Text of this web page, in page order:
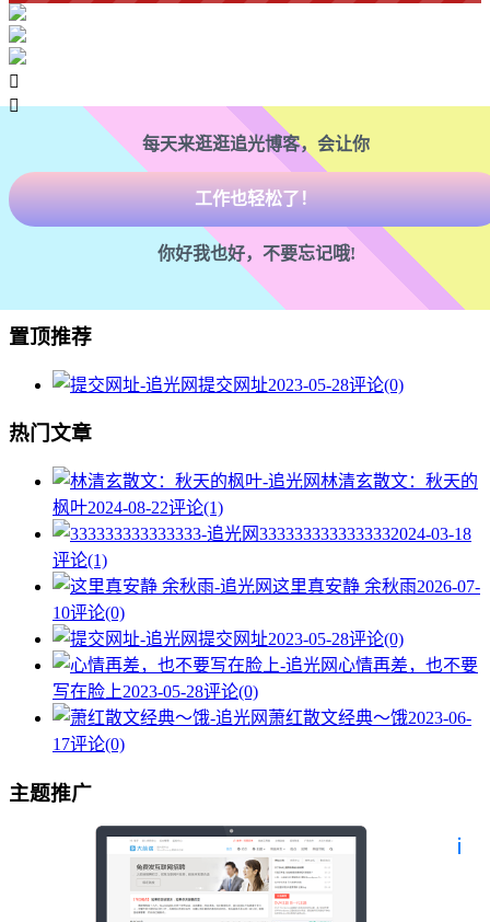


每天来逛逛追光博客，会让你
腰也不酸了！
工作也轻松了！
你好我也好，不要忘记哦!
置顶推荐
提交网址2023-05-28评论(0)
热门文章
林清玄散文：秋天的
枫叶2024-08-22评论(1)
3333333333333332024-03-18
评论(1)
这里真安静 余秋雨2026-07-
10评论(0)
提交网址2023-05-28评论(0)
心情再差，也不要
写在脸上2023-05-28评论(0)
萧红散文经典～饿2023-06-
17评论(0)
主题推广